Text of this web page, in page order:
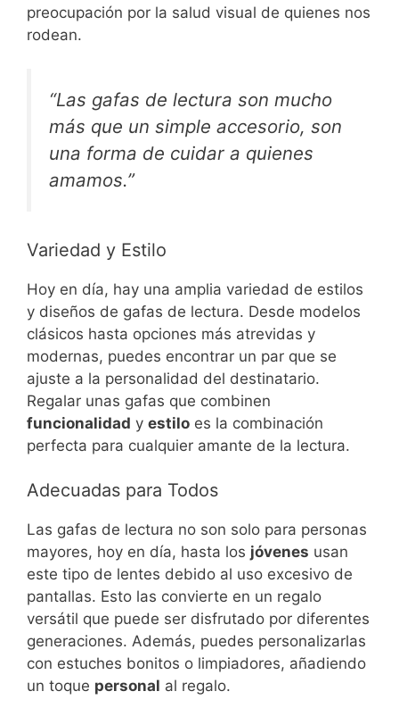
preocupación por la salud visual de quienes nos
rodean.
“Las gafas de lectura son mucho
más que un simple accesorio, son
una forma de cuidar a quienes
amamos.”
Variedad y Estilo
Hoy en día, hay una amplia variedad de estilos
y diseños de gafas de lectura. Desde modelos
clásicos hasta opciones más atrevidas y
modernas, puedes encontrar un par que se
ajuste a la personalidad del destinatario.
Regalar unas gafas que combinen
funcionalidad y estilo es la combinación
perfecta para cualquier amante de la lectura.
Adecuadas para Todos
Las gafas de lectura no son solo para personas
mayores, hoy en día, hasta los jóvenes usan
este tipo de lentes debido al uso excesivo de
pantallas. Esto las convierte en un regalo
versátil que puede ser disfrutado por diferentes
generaciones. Además, puedes personalizarlas
con estuches bonitos o limpiadores, añadiendo
un toque personal al regalo.